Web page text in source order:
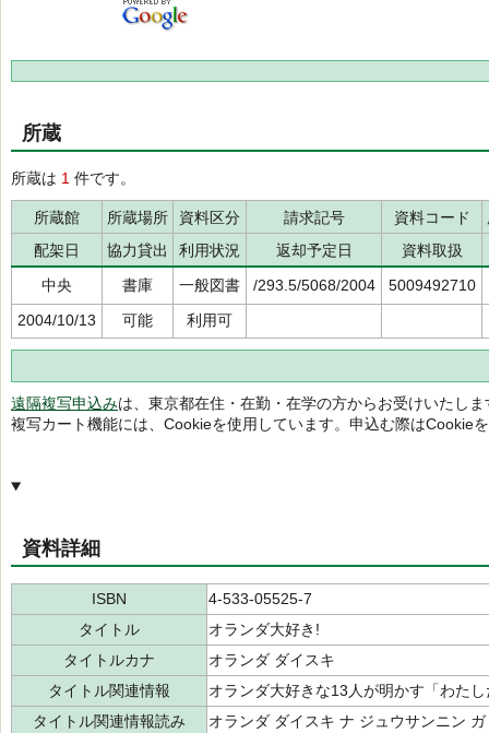
所蔵
所蔵は 1 件です。
所蔵館 所蔵場所 資料区分 請求記号 資料コード
配架日
協力貸出 利用状況 返却予定日
資料取扱
中央
書庫 一般図書 /293.5/5068/2004
5009492710
2004/10/13
可能 利用可
遠隔複写申込みは、東京都在住・在勤・在学の方からお受けいたしま
複写カート機能には、Cookieを使用しています。申込む際はCookie
資料詳細
ISBN
4-533-05525-7
タイトル
オランダ大好き!
タイトルカナ
オランダ ダイスキ
タイトル関連情報
オランダ大好きな13人が明かす「わた
タイトル関連情報読み
オランダ ダイスキ ナ ジュウサンニン